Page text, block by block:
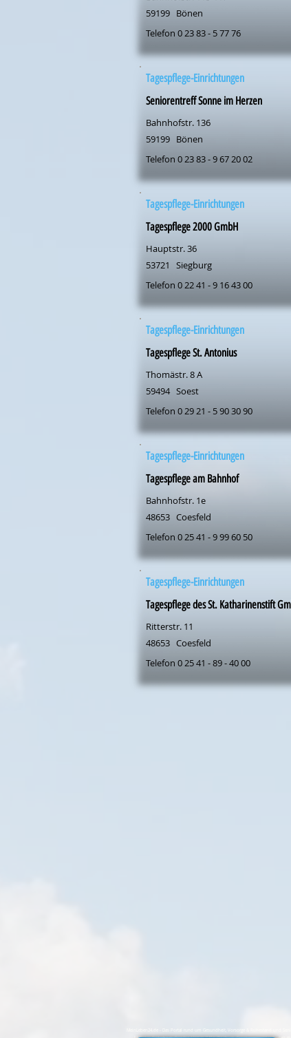
59199 Bönen
Telefon 0 23 83 - 5 77 76
Tagespflege-Einrichtungen
Seniorentreff Sonne im Herzen
Bahnhofstr. 136
59199 Bönen
Telefon 0 23 83 - 9 67 20 02
Tagespflege-Einrichtungen
Tagespflege 2000 GmbH
Hauptstr. 36
53721
Siegburg
Telefon 0 22 41 - 9 16 43 00
Tagespflege-Einrichtungen
Tagespflege St. Antonius
Thomästr. 8 A
59494 Soest
Telefon 0 29 21 - 5 90 30 90
Tagespflege-Einrichtungen
Tagespflege am Bahnhof
Bahnhofstr. 1e
48653 Coesfeld
Telefon 0 25 41 - 9 99 60 50
Tagespflege-Einrichtungen
Tagespflege des St. Katharinenstift
Ritterstr. 11
48653 Coesfeld
Telefon 0 25 41 - 89 - 40 00
MeinLeben24.de - Das Portal rund um Gesundheit, Vorsorge & Ruhestand und